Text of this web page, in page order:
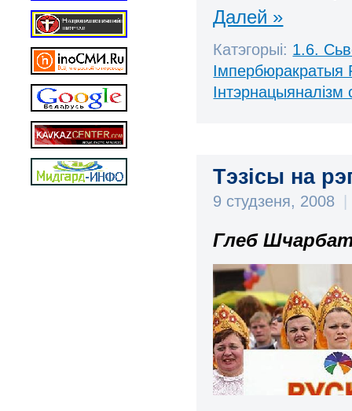
Далей »
Катэгорыі: 1.6.
Імпербюракратыя
Інтэрнацыяналізм
Тэзісы на
9 студзеня, 2008 |
Глеб